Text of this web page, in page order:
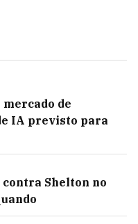
de
IA previsto para
contra Shelton no